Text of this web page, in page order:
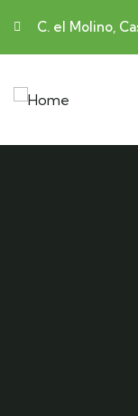
C. el Molino,